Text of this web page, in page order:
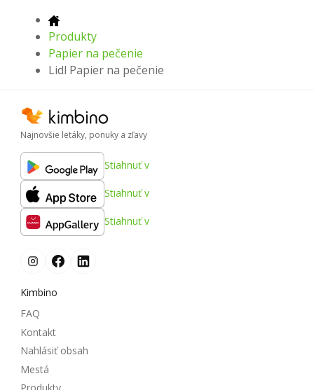
Produkty
Papier na pečenie
Lidl Papier na pečenie
Najnovšie letáky, ponuky a zľavy
Stiahnuť v
Stiahnuť v
Stiahnuť v
Kimbino
FAQ
Kontakt
Nahlásiť obsah
Mestá